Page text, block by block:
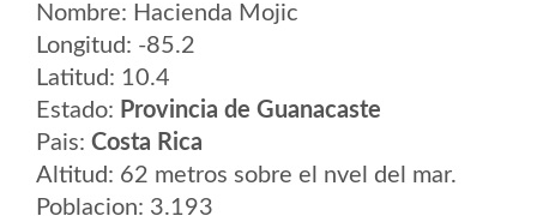
Nombre: Hacienda Mojic
Longitud: -85.2
Latitud: 10.4
Estado: Provincia de Guanacaste
Pais: Costa Rica
Altitud: 62 metros sobre el nvel del mar.
Poblacion: 3.193